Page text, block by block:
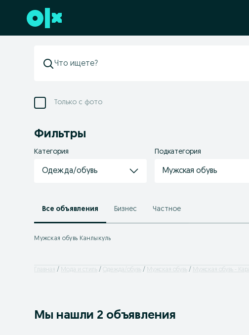
Перейти к нижнему колонтитулу
Только с фото
Фильтры
Категория
Одежда/обувь
Подкатегория
Мужская обувь
Все объявления Бизнес Частное
Мужская обувь Канлыкуль
Главная Мода и стиль Одежда/обувь Мужская обувь Мужская обувь -
Мы нашли 2 объявления